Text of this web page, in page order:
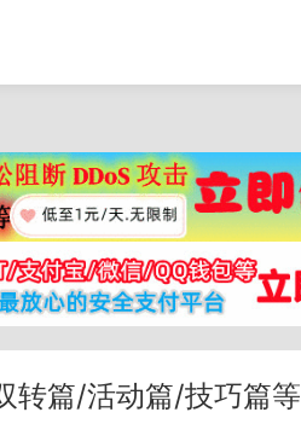
转篇/活动篇/技巧篇等